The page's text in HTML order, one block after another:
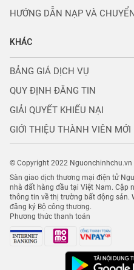
HƯỚNG DẪN NẠP VÀ
KHÁC
BẢNG GIÁ DỊCH VỤ
QUY ĐỊNH ĐĂNG TIN
GIẢI QUYẾT KHIẾU NẠI
GIỚI THIỆU THÀNH VIÊN MỚI
© Copyright 2022
Sàn giao dịch thương mại điện tử
nhà đất hàng đầu tại Việt Nam. Cập
thông tin về thị trường bất động sản.
đăng ký Bộ công thương.
Phương thức thanh toán